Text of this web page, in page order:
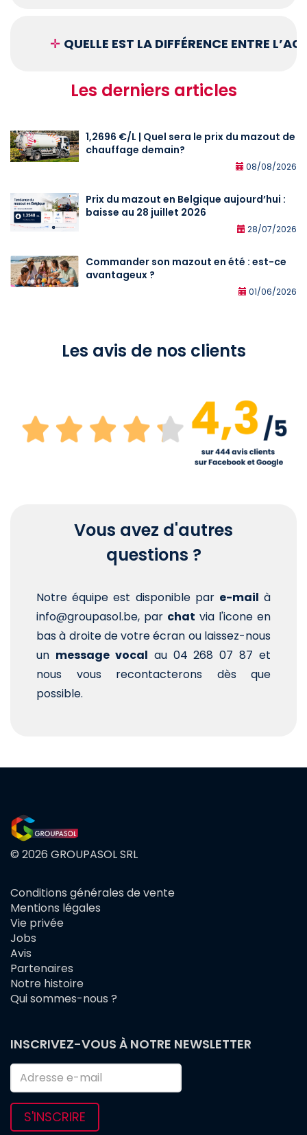
✛ QUELLE EST LA DIFFÉRENCE ENTRE
Les derniers articles
1,2696 €/L | Quel sera le prix du mazout de
chauffage demain?
08/08/2026
Prix du mazout en Belgique aujourd’hui :
baisse au 28 juillet 2026
28/07/2026
Commander son mazout en été : est-ce
avantageux ?
01/06/2026
Les avis de nos clients
Vous avez d'autres
questions ?
Notre équipe est disponible par e-mail à
info@groupasol.be, par chat via l'icone en
bas à droite de votre écran ou laissez-nous
un message vocal au 04 268 07 87 et
nous vous recontacterons dès que
possible.
© 2026 GROUPASOL SRL
FOOTER
MENU
Conditions générales de vente
Mentions légales
Vie privée
Jobs
Avis
Partenaires
Notre histoire
Qui sommes-nous ?
INSCRIVEZ-VOUS À NOTRE NEWSLETTER
S'INSCRIRE